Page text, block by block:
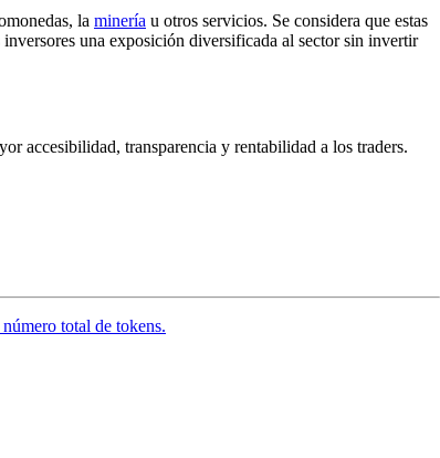
la minería u otros servicios. Se considera que estas
una exposición diversificada al sector sin invertir
accesibilidad, transparencia y rentabilidad a los traders.
total de tokens.